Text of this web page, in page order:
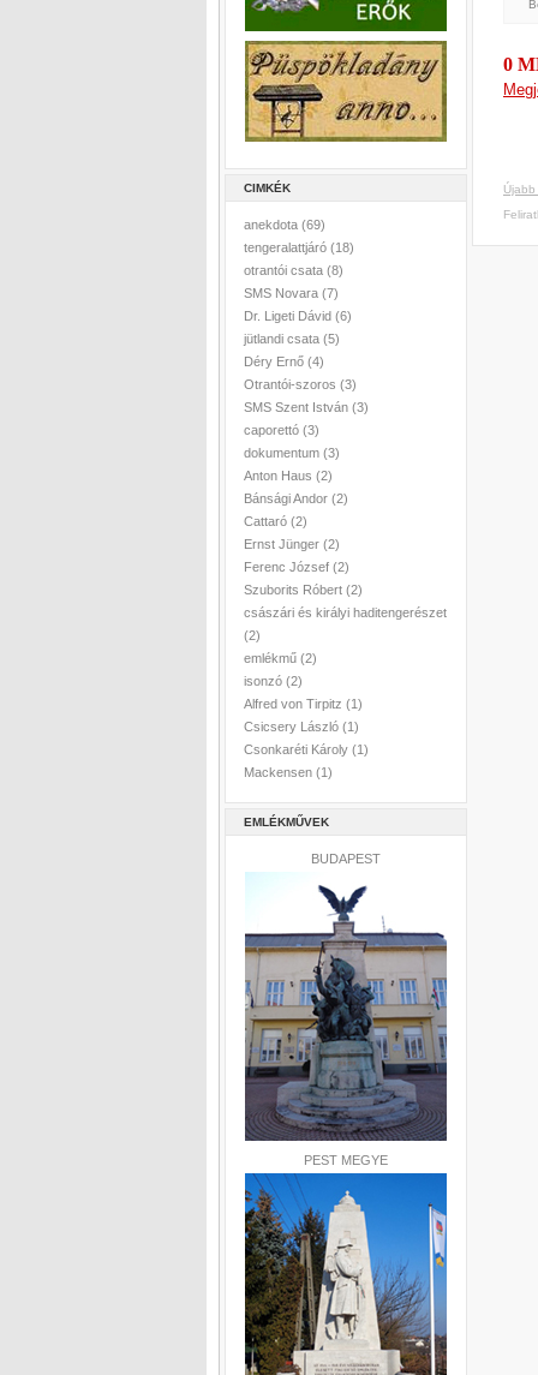
CIMKÉK
anekdota (69)
tengeralattjáró (18)
otrantói csata (8)
SMS Novara (7)
Dr. Ligeti Dávid (6)
jütlandi csata (5)
Déry Ernő (4)
Otrantói-szoros (3)
SMS Szent István (3)
caporettó (3)
dokumentum (3)
Anton Haus (2)
Bánsági Andor (2)
Cattaró (2)
Ernst Jünger (2)
Ferenc József (2)
Szuborits Róbert (2)
császári és királyi haditengerészet
(2)
emlékmű (2)
isonzó (2)
Alfred von Tirpitz (1)
Csicsery László (1)
Csonkaréti Károly (1)
Mackensen (1)
EMLÉKMŰVEK
BUDAPEST
PEST MEGYE
0